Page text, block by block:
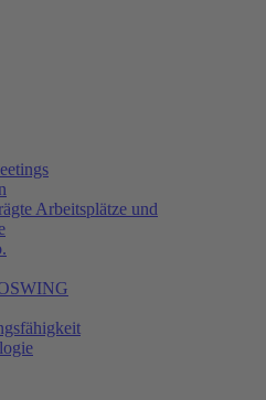
Arbeitsplätze und